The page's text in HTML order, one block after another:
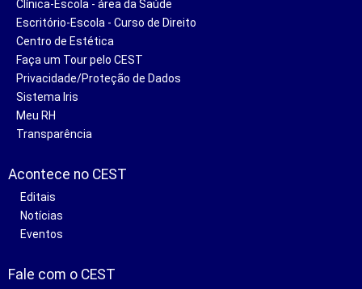
Clínica-Escola - área da Saúde
Escritório-Escola - Curso de Direito
Centro de Estética
Faça um Tour pelo CEST
Privacidade/Proteção de Dados
Sistema Iris
Meu RH
Transparência
Acontece no CEST
Editais
Notícias
Eventos
Fale com o CEST